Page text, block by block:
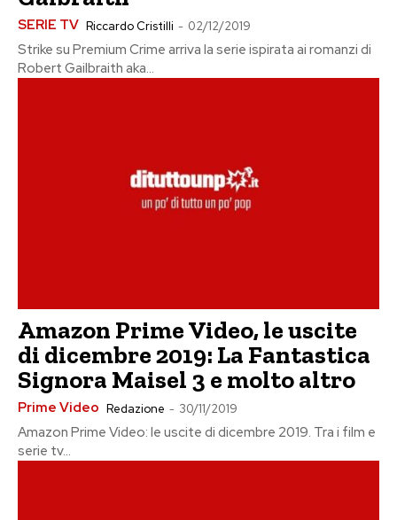
SERIE TV Riccardo Cristilli - 02/12/2019
Strike su Premium Crime arriva la serie ispirata ai romanzi di
Robert Gailbraith aka...
Amazon Prime Video, le uscite
di dicembre 2019: La Fantastica
Signora Maisel 3 e molto altro
Prime Video Redazione - 30/11/2019
Amazon Prime Video: le uscite di dicembre 2019. Tra i film e
serie tv...